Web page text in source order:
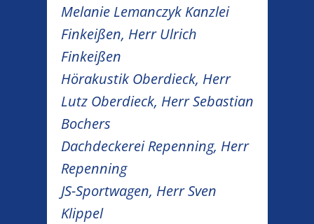
Melanie Lemanczyk Kanzlei
Finkeißen, Herr Ulrich
Finkeißen
Hörakustik Oberdieck, Herr
Lutz Oberdieck, Herr Sebastian
Bochers
Dachdeckerei Repenning, Herr
Repenning
JS-Sportwagen, Herr Sven
Klippel